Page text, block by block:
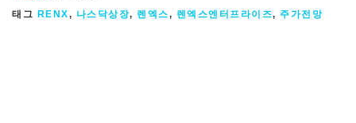
태그 RENX, 나스닥상장, 렌엑스, 렌엑스엔터프라이즈, 주가전망